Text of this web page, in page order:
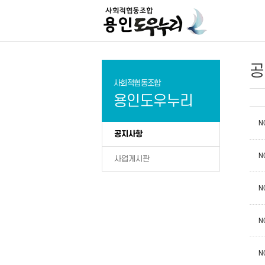
사회적협동조합
용인도우누리
공지사항
사업게시판